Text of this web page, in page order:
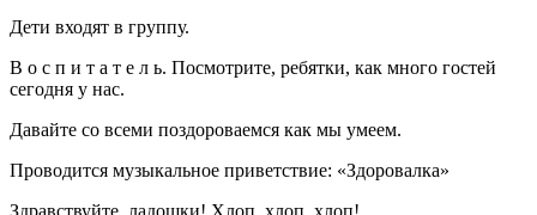
Дети входят в группу.
В о с п и т а т е л ь. Посмотрите, ребятки, как много гостей
сегодня у нас.
Давайте со всеми поздороваемся как мы умеем.
Проводится музыкальное приветствие: «Здоровалка»